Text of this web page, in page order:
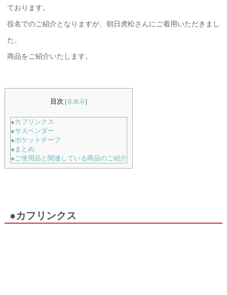
ております。
役名でのご紹介となりますが、朝日虎松さんにご着用いただきまし
た。
商品をご紹介いたします。
目次 [非表示]
●カフリンクス
●サスペンダー
●ポケットチーフ
●まとめ
●ご使用品と関連している商品のご紹介
●カフリンクス